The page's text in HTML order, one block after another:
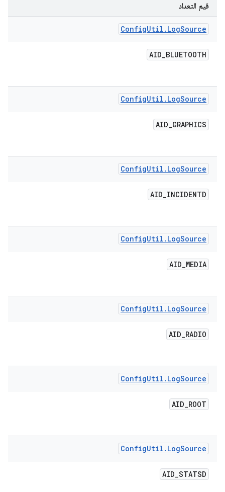
قيم التعداد
ConfigUtil . LogSource
AID_BLUETOOTH
ConfigUtil . LogSource
AID_GRAPHICS
ConfigUtil . LogSource
AID_INCIDENTD
ConfigUtil . LogSource
AID_MEDIA
ConfigUtil . LogSource
AID_RADIO
ConfigUtil . LogSource
AID_ROOT
ConfigUtil . LogSource
AID_STATSD